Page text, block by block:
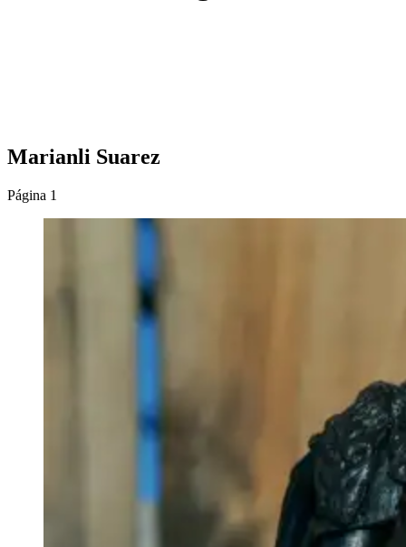
Marianli Suarez
Página 1